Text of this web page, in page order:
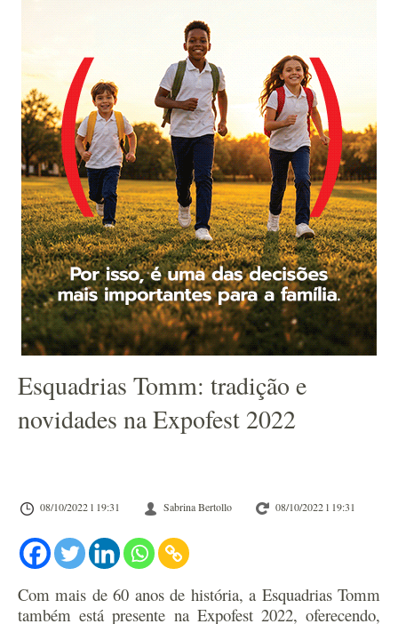
Esquadrias Tomm: tradição e
novidades na Expofest 2022
08/10/2022 l 19:31 Sabrina Bertollo 08/10/2022 l 19:31
Com mais de 60 anos de história, a Esquadrias Tomm
também está presente na Expofest 2022, oferecendo,